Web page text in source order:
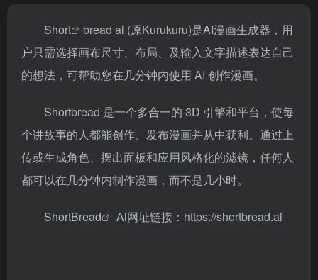
Short
bread ai (原Kurukuru)是AI漫画生成器，用
户只需选择画布尺寸、布局、及输入文字描述表达自己
的想法，可帮助您在几分钟内使用 AI 创作漫画。
Shortbread 是一个多合一的 3D 引擎和平台，使每
个讲故事的人都能创作、发布漫画并从中获利。通过上
传或生成角色、摆出面板和应用风格化的滤镜，任何人
都可以在几分钟内制作漫画，而不是几小时。
ShortBread Ai网址链接： https://shortbread.ai